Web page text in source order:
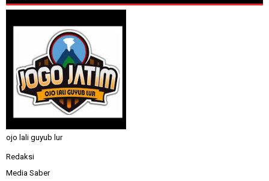
ojo lali guyub lur
Redaksi
Media Saber